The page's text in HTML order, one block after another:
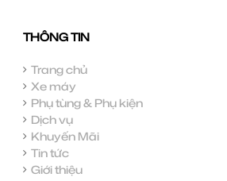
THÔNG TIN
Trang chủ
Xe máy
Phụ tùng & Phụ kiện
Dịch vụ
Khuyến Mãi
Tin tức
Giới thiệu